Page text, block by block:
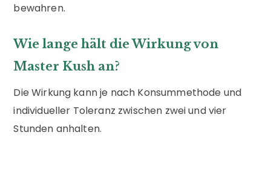
bewahren.
Wie lange hält die Wirkung von
Master Kush an?
Die Wirkung kann je nach Konsummethode und
individueller Toleranz zwischen zwei und vier
Stunden anhalten.